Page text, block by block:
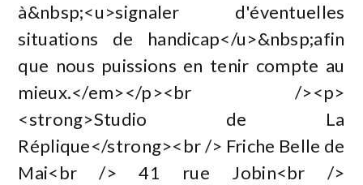
à&nbsp;<u>signaler d'éventuelles
situations de handicap</u>&nbsp;afin
que nous puissions en tenir compte au
mieux.</em></p><br /><p>
<strong>Studio de La
Réplique</strong><br /> Friche Belle de
Mai<br /> 41 rue Jobin<br />